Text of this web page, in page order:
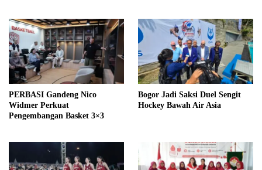
PERBASI Gandeng Nico
Widmer Perkuat
Pengembangan Basket 3×3
Bogor Jadi Saksi Duel Sengit
Hockey Bawah Air Asia